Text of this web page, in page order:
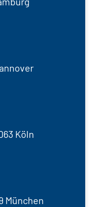
Köln
München